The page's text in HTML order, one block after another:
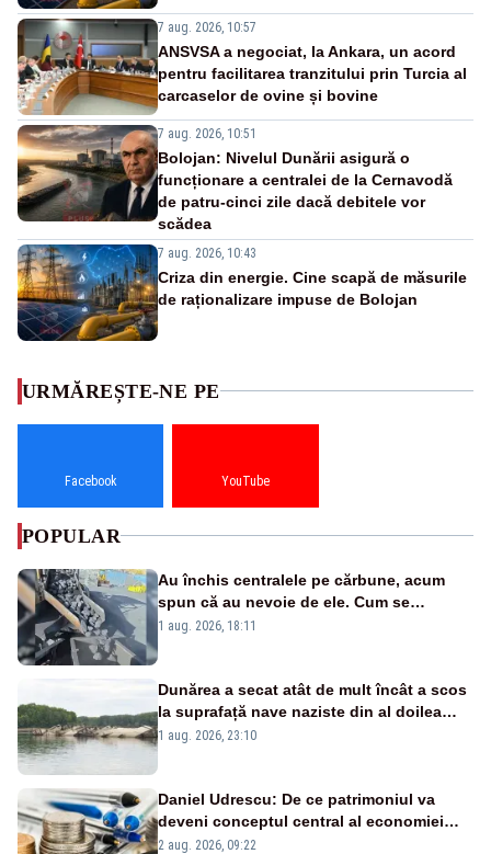
7 aug. 2026, 10:57
ANSVSA a negociat, la Ankara, un acord
pentru facilitarea tranzitului prin Turcia al
carcaselor de ovine și bovine
7 aug. 2026, 10:51
Bolojan: Nivelul Dunării asigură o
funcționare a centralei de la Cernavodă
de patru-cinci zile dacă debitele vor
scădea
7 aug. 2026, 10:43
Criza din energie. Cine scapă de măsurile
de raționalizare impuse de Bolojan
URMĂREȘTE-NE PE
Facebook YouTube
POPULAR
Au închis centralele pe cărbune, acum
spun că au nevoie de ele. Cum se
pasează vina în plină criză energetică
1 aug. 2026, 18:11
Dunărea a secat atât de mult încât a scos
la suprafață nave naziste din al doilea
război mondial
1 aug. 2026, 23:10
Daniel Udrescu: De ce patrimoniul va
deveni conceptul central al economiei
viitoare?
2 aug. 2026, 09:22